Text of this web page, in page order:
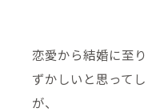
恋愛から結婚に至
ずかしいと思って
が、